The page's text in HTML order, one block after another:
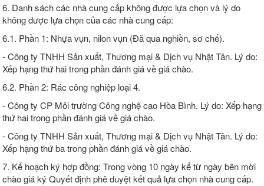
6. Danh sách các nhà cung cấp không được lựa chọn và lý do
không được lựa chọn của các nhà cung cấp:
6.1. Phần 1: Nhựa vụn, nilon vụn (Đã qua nghiền, sơ chế).
- Công ty TNHH Sản xuất, Thương mại & Dịch vụ Nhật Tân. Lý do:
Xếp hạng thứ hai trong phần đánh giá về giá chào.
6.2. Phần 2: Rác công nghiệp loại 4.
- Công ty CP Môi trường Công nghệ cao Hòa Bình. Lý do: Xếp hạng
thứ hai trong phần đánh giá về giá chào.
- Công ty TNHH Sản xuất, Thương mại & Dịch vụ Nhật Tân. Lý do:
Xếp hạng thứ ba trong phần đánh giá về giá chào.
7. Kế hoạch ký hợp đồng: Trong vòng 10 ngày kể từ ngày bên mời
chào giá ký Quyết định phê duyệt kết quả lựa chọn nhà cung cấp.